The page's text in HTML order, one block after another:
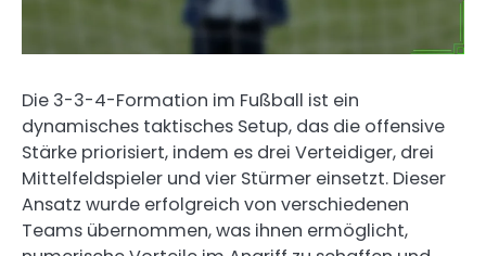
Die 3-3-4-Formation im Fußball ist ein
dynamisches taktisches Setup, das die offensive
Stärke priorisiert, indem es drei Verteidiger, drei
Mittelfeldspieler und vier Stürmer einsetzt. Dieser
Ansatz wurde erfolgreich von verschiedenen
Teams übernommen, was ihnen ermöglicht,